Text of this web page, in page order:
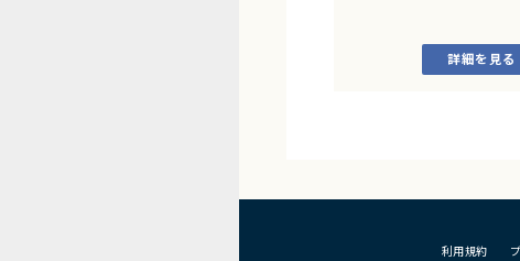
・顧客との要件ヒアリング
詳細を見る
利用規約